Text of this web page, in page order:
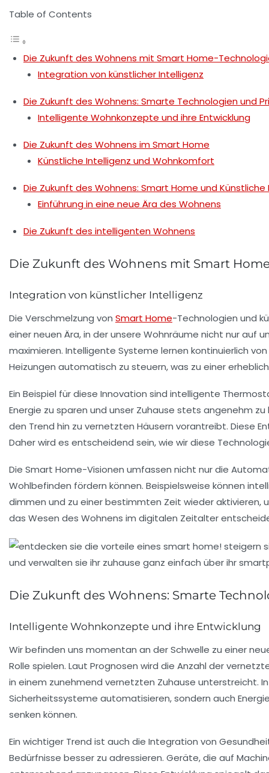
Table of Contents
Die Zukunft des Wohnens mit Smart Home-
Integration von künstlicher Intelligenz
Die Zukunft des Wohnens: Smarte Technologien und
Intelligente Wohnkonzepte und ihre Entwicklung
Die Zukunft des Wohnens im Smart Home
Künstliche Intelligenz und Wohnkomfort
Die Zukunft des Wohnens: Smart Home und Künstliche
Einführung in eine neue Ära des Wohnens
Die Zukunft des intelligenten Wohnens
Die Zukunft des Wohnens mit Smart
Integration von künstlicher Intelligenz
Die Verschmelzung von Smart Home-Technologien und
einer neuen Ära, in der unsere Wohnräume nicht nur auf
maximieren. Intelligente Systeme lernen kontinuierlich
Heizungen automatisch zu steuern, was zu einer
Ein Beispiel für diese Innovation sind intelligente
Energie zu sparen und unser Zuhause stets angenehm
den Trend hin zu vernetzten Häusern vorantreibt. Diese
Daher wird es entscheidend sein, wie wir diese
Die Smart Home-Visionen umfassen nicht nur die
Wohlbefinden fördern können. Beispielsweise können
dimmen und zu einer bestimmten Zeit wieder aktivieren,
das Wesen des Wohnens im digitalen Zeitalter
Die Zukunft des Wohnens: Smarte
Intelligente Wohnkonzepte und ihre Entwicklung
Wir befinden uns momentan an der Schwelle zu einer
Rolle spielen. Laut Prognosen wird die Anzahl der
in einem zunehmend vernetzten Zuhause unterstreicht.
Sicherheitssysteme automatisieren, sondern auch
senken können.
Ein wichtiger Trend ist auch die Integration von
Bedürfnisse besser zu adressieren. Geräte, die auf